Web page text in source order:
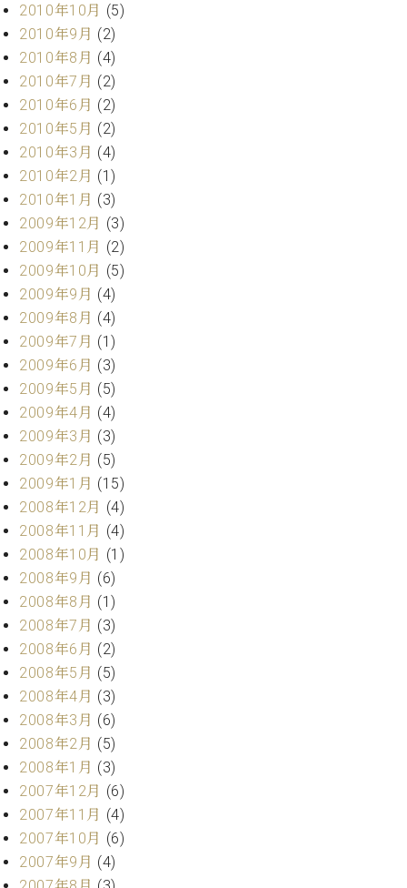
ログ Die
Musikgasse（音
楽の小道）
2010年10月 (5)
2010年9月 (2)
2010年8月 (4)
2010年7月 (2)
2010年6月 (2)
2010年5月 (2)
2010年3月 (4)
2010年2月 (1)
2010年1月 (3)
2009年12月 (3)
2009年11月 (2)
2009年10月 (5)
2009年9月 (4)
2009年8月 (4)
2009年7月 (1)
2009年6月 (3)
2009年5月 (5)
2009年4月 (4)
2009年3月 (3)
2009年2月 (5)
2009年1月 (15)
2008年12月 (4)
2008年11月 (4)
2008年10月 (1)
2008年9月 (6)
2008年8月 (1)
2008年7月 (3)
2008年6月 (2)
2008年5月 (5)
2008年4月 (3)
2008年3月 (6)
2008年2月 (5)
2008年1月 (3)
2007年12月 (6)
2007年11月 (4)
2007年10月 (6)
2007年9月 (4)